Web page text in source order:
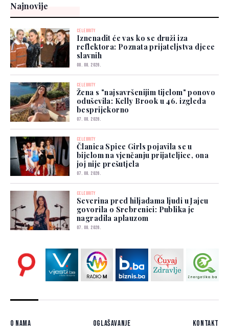
Najnovije
CELEBRITY
Iznenadit će vas ko se druži iza
reflektora: Poznata prijateljstva djece
slavnih
08. 08. 2026.
CELEBRITY
Žena s "najsavršenijim tijelom" ponovo
oduševila: Kelly Brook u 46. izgleda
besprijekorno
07. 08. 2026.
CELEBRITY
Članica Spice Girls pojavila se u
bijelom na vjenčanju prijateljice, ona
joj nije prešutjela
07. 08. 2026.
CELEBRITY
Severina pred hiljadama ljudi u Jajcu
govorila o Srebrenici: Publika je
nagradila aplauzom
07. 08. 2026.
O nama Oglašavanje Kontakt